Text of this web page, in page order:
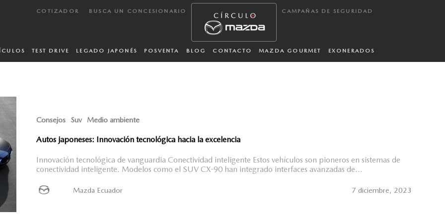
COTIZADOR BUSCA UN CONCESIONARIO CAMPAÑAS DE SEGURIDAD
TEST DRIVE LEGADO JAPONÉS POSVENTA BLOG CONTACTO MAZDA GOURMET EXONERADOS
Consejos Suv Medio ambiente
Autos japoneses: Innovación tecnológica hacia la excelencia
Innovación tecnológica de vanguardia Conectividad inteligente Estos vehículos son pioneros en sistemas de
conectividad inteligente. Modelos como el SUV CX-90 han integrado interfaces avanzadas de...
Mazda Ecuador 7 diciembre, 2023